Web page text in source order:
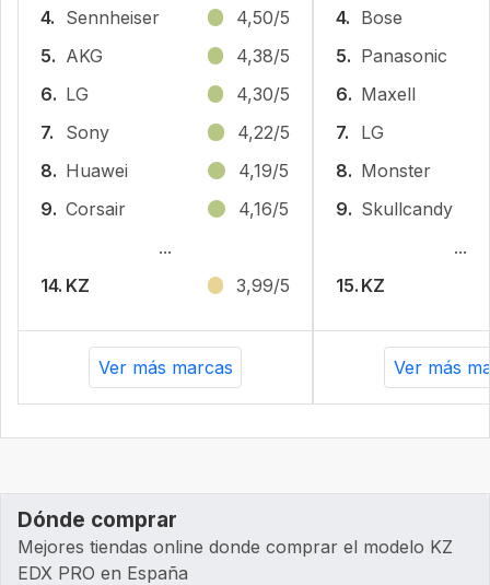
4. Sennheiser
4,50/5
5. AKG
4,38/5
6. LG
4,30/5
7.
Sony
4,22/5
8. Huawei
4,19/5
9. Corsair
4,16/5
...
14. KZ 3,99/5
Ver más marcas
4. Bose
5. Panasonic
6. Maxell
7.
LG
8. Monster
9. Skullcandy
...
15. KZ
Ver más
Dónde comprar
Mejores tiendas online donde comprar el modelo KZ
EDX PRO en España